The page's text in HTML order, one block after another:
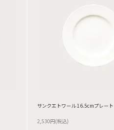
サンクエトワール 16.5cmプレート
2,530円(税込)